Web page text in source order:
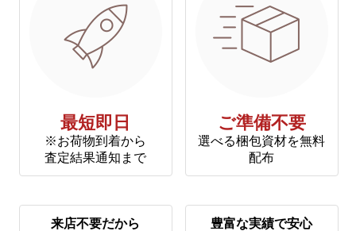
最短即日
※お荷物到着から
査定結果通知まで
ご準備不要
選べる梱包資材を無料
配布
来店不要だから 豊富な実績で安心